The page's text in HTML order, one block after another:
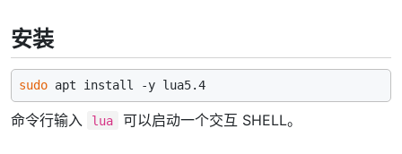
安装
sudo
命令行输入 lua 可以启动一个交互 SHELL。